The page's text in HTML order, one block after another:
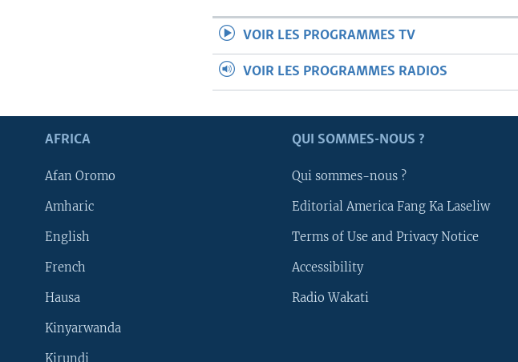
VOIR LES PROGRAMMES TV
VOIR LES PROGRAMMES RADIOS
AFRICA
Afan Oromo
Amharic
English
French
Hausa
Kinyarwanda
Kirundi
QUI SOMMES-NOUS ?
Qui sommes-nous ?
Editorial America Fang Ka Laseliw
Terms of Use and Privacy Notice
Accessibility
Radio Wakati